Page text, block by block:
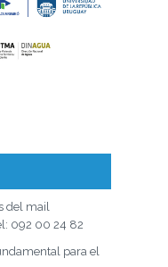
del mail
092 00 24 82
para el